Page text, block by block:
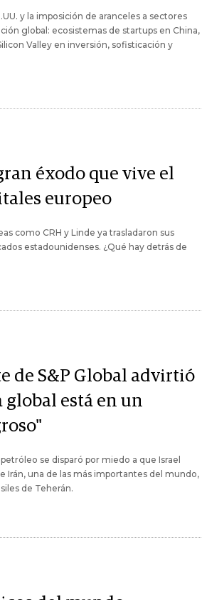
y la imposición de aranceles a sectores
global: ecosistemas de startups en China,
Valley en inversión, sofisticación y
éxodo que vive el
europeo
como CRH y Linde ya trasladaron sus
estadounidenses. ¿Qué hay detrás de
de S&P Global advirtió
global está en un
se disparó por miedo a que Israel
Irán, una de las más importantes del mundo,
de Teherán.